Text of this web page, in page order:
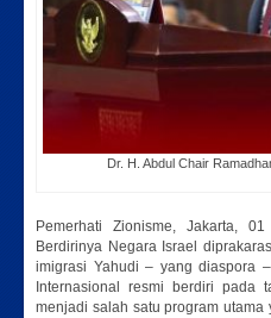
Dr. H. Abdul Chair
Pemerhati Zionisme, Jakarta,
Berdirinya Negara Israel
imigrasi Yahudi – yang diaspora
Internasional resmi berdiri pada
menjadi salah satu program